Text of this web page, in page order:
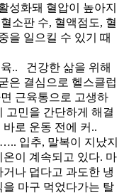
성화돼 혈압이 높아지
소판 수, 혈액점도, 혈
을 일으킬 수 있기 때
..
건강한 삶을 위해
은 결심으로 헬스클럽
근육통으로 고생하
고민을 간단하게 해결
로 운동 전에 커..
….. 입추, 말복이 지났지
온이 계속되고 있다. 마
나 덥다고 과도한 냉
마구 먹었다가는 탈